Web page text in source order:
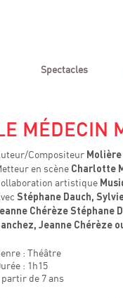
Spectacles
MÉDECIN
Compositeur Molière
en scène Charlotte
artistique
Stéphane Dauch,
Chérèze Stéphane
Jeanne Chérèze
: Théâtre
: 1h15
partir de 7 ans